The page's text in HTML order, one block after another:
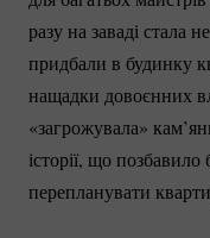
разу на заваді стала
придбали в будинку
нащадки довоєнних
«загрожувала»
історії, що
перепланувати